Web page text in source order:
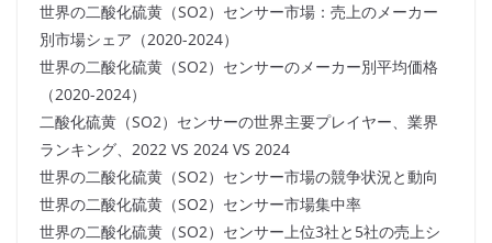
世界の二酸化硫黄（SO2）センサー市場：売上のメーカー
別市場シェア（2020-2024）
世界の二酸化硫黄（SO2）センサーのメーカー別平均価格
（2020-2024）
二酸化硫黄（SO2）センサーの世界主要プレイヤー、業界
ランキング、2022 VS 2024 VS 2024
世界の二酸化硫黄（SO2）センサー市場の競争状況と動向
世界の二酸化硫黄（SO2）センサー市場集中率
世界の二酸化硫黄（SO2）センサー上位3社と5社の売上シ